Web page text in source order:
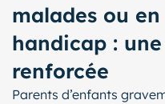
malades ou
handicap :
renforcée
Parents d’enfants